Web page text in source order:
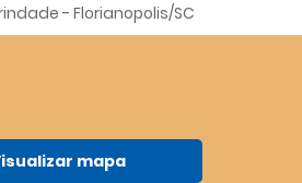
- Florianopolis/SC
mapa